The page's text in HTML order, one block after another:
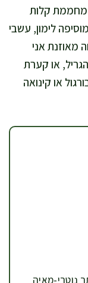
מחממת קלות
לימון, עשבי
מאוזנת אני
או קערת
או קינואה